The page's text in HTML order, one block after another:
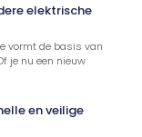
elektrische
vormt de basis van
je nu een nieuw
en veilige